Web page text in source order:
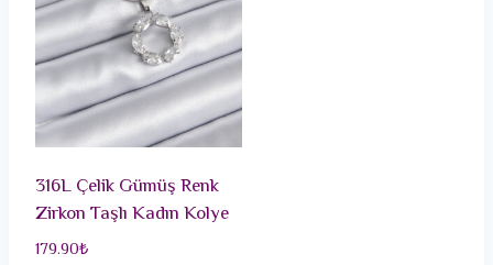
316L Çelik Gümüş Renk
Zirkon Taşlı Kadın Kolye
179.90₺